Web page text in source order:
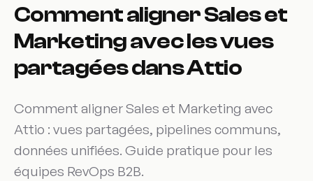
Comment aligner Sales et
Marketing avec les vues
partagées dans Attio
Comment aligner Sales et Marketing avec
Attio : vues partagées, pipelines communs,
données unifiées. Guide pratique pour les
équipes RevOps B2B.